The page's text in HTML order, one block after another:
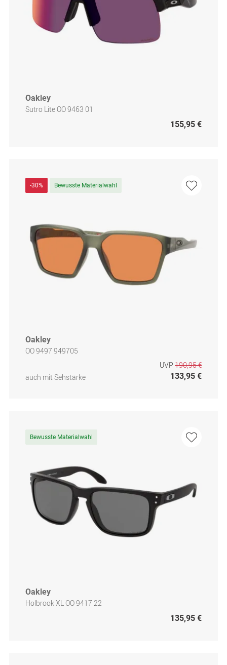
Oakley
Sutro Lite OO 9463 01
155,95 €
-30% Bewusste Materialwahl
Oakley
OO 9497 949705
auch mit Sehstärke
UVP 190,95 €
133,95 €
Bewusste Materialwahl
Oakley
Holbrook XL OO 9417 22
135,95 €